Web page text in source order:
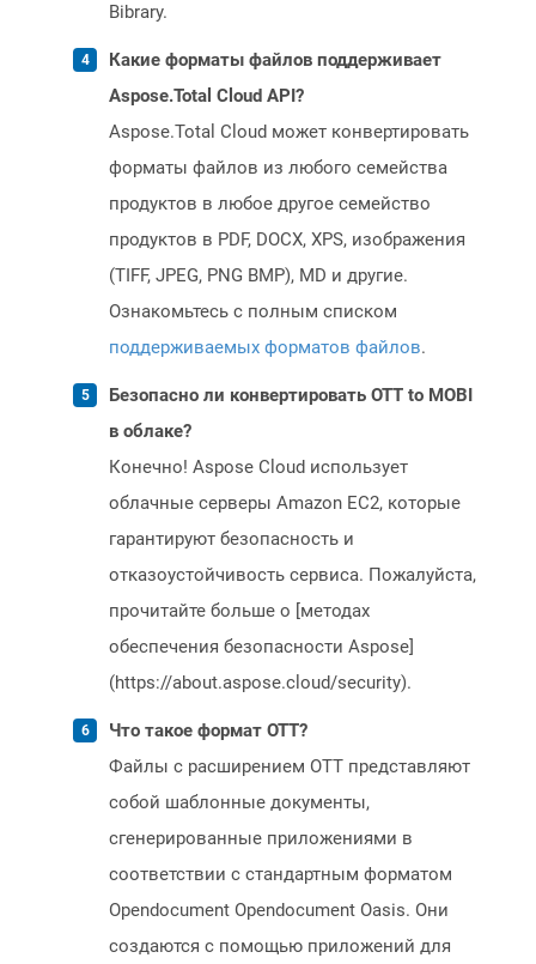
Bibrary.
Какие форматы файлов поддерживает
Aspose.Total Cloud API?
Aspose.Total Cloud может конвертировать
форматы файлов из любого семейства
продуктов в любое другое семейство
продуктов в PDF, DOCX, XPS, изображения
(TIFF, JPEG, PNG BMP), MD и другие.
Ознакомьтесь с полным списком
поддерживаемых форматов файлов.
Безопасно ли конвертировать OTT to MOBI
в облаке?
Конечно! Aspose Cloud использует
облачные серверы Amazon EC2, которые
гарантируют безопасность и
отказоустойчивость сервиса. Пожалуйста,
прочитайте больше о [методах
обеспечения безопасности Aspose]
(https://about.aspose.cloud/security).
Что такое формат OTT?
Файлы с расширением OTT представляют
собой шаблонные документы,
сгенерированные приложениями в
соответствии с стандартным форматом
Opendocument Opendocument Oasis. Они
создаются с помощью приложений для